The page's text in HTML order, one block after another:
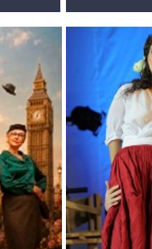
22 ноября 13:00
ЛУЧШИЕ ТЕНОРА,
БАРИТОНЫ, БАСЫ.
Подробнее